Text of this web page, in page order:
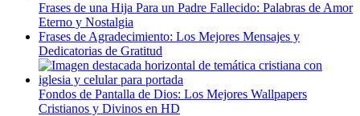
Frases de una Hija Para un Padre Fallecido: Palabras de Amor
Eterno y Nostalgia
Frases de Agradecimiento: Los Mejores Mensajes y
Dedicatorias de Gratitud
Fondos de Pantalla de Dios: Los Mejores Wallpapers
Cristianos y Divinos en HD